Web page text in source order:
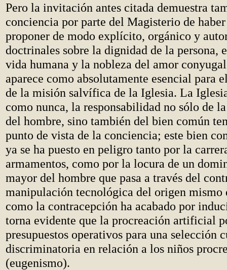
Pero la invitación antes citada demuestra
conciencia por parte del Magisterio de
proponer de modo explícito, orgánico y
doctrinales sobre la dignidad de la persona,
vida humana y la nobleza del amor
aparece como absolutamente esencial para
de la misión salvífica de la Iglesia. La
como nunca, la responsabilidad no sólo de
del hombre, sino también del bien común
punto de vista de la conciencia; este bien
ya se ha puesto en peligro tanto por la
armamentos, como por la locura de un
mayor del hombre que pasa a través del
manipulación tecnológica del origen mismo
como la contracepción ha acabado por
torna evidente que la procreación artificial
presupuestos operativos para una selección
discriminatoria en relación a los niños
(eugenismo).